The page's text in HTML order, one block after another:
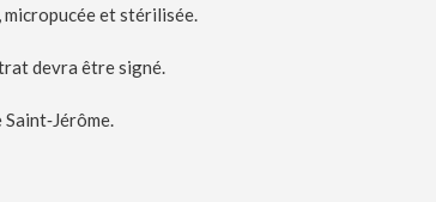
micropucée et stérilisée.
devra être signé.